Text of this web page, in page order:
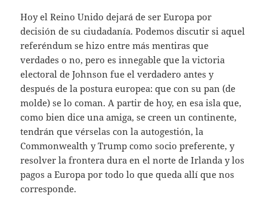
Hoy el Reino Unido dejará de ser Europa por
decisión de su ciudadanía. Podemos discutir si aquel
referéndum se hizo entre más mentiras que
verdades o no, pero es innegable que la victoria
electoral de Johnson fue el verdadero antes y
después de la postura europea: que con su pan (de
molde) se lo coman. A partir de hoy, en esa isla que,
como bien dice una amiga, se creen un continente,
tendrán que vérselas con la autogestión, la
Commonwealth y Trump como socio preferente, y
resolver la frontera dura en el norte de Irlanda y los
pagos a Europa por todo lo que queda allí que nos
corresponde.